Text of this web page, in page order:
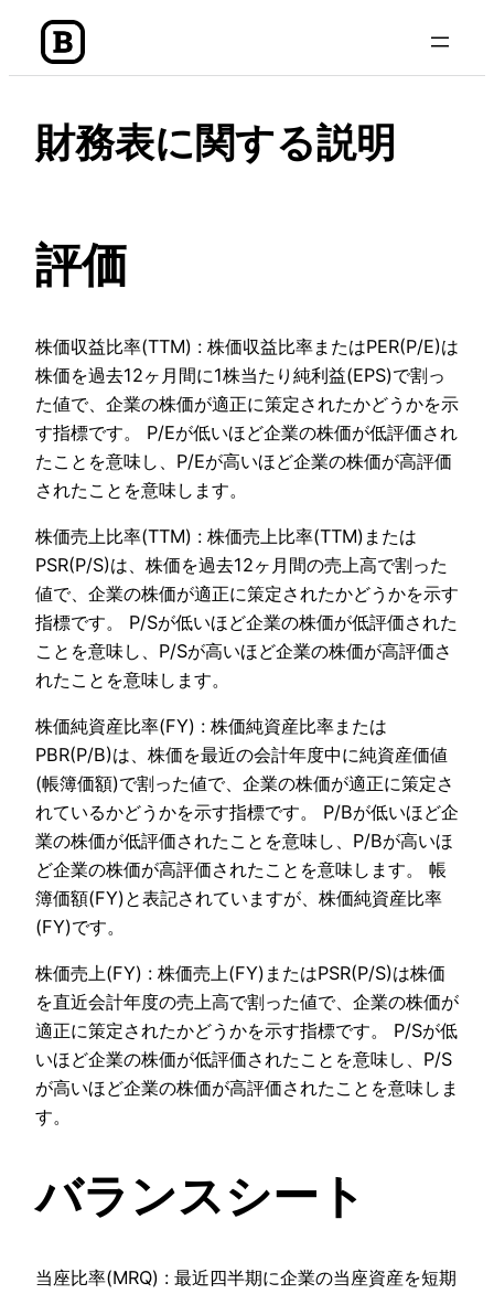
を
財務表に関する説明
評価
株価収益比率(TTM) : 株価収益比率またはPER(P/E)は
株価を過去12ヶ月間に1株当たり純利益(EPS)で割っ
た値で、企業の株価が適正に策定されたかどうかを示
す指標です。 P/Eが低いほど企業の株価が低評価され
たことを意味し、P/Eが高いほど企業の株価が高評価
されたことを意味します。
株価売上比率(TTM) : 株価売上比率(TTM)または
PSR(P/S)は、株価を過去12ヶ月間の売上高で割った
値で、企業の株価が適正に策定されたかどうかを示す
指標です。 P/Sが低いほど企業の株価が低評価された
ことを意味し、P/Sが高いほど企業の株価が高評価さ
れたことを意味します。
株価純資産比率(FY) : 株価純資産比率または
PBR(P/B)は、株価を最近の会計年度中に純資産価値
(帳簿価額)で割った値で、企業の株価が適正に策定さ
れているかどうかを示す指標です。 P/Bが低いほど企
業の株価が低評価されたことを意味し、P/Bが高いほ
ど企業の株価が高評価されたことを意味します。 帳
簿価額(FY)と表記されていますが、株価純資産比率
(FY)です。
株価売上(FY) : 株価売上(FY)またはPSR(P/S)は株価
を直近会計年度の売上高で割った値で、企業の株価が
適正に策定されたかどうかを示す指標です。 P/Sが低
いほど企業の株価が低評価されたことを意味し、P/S
が高いほど企業の株価が高評価されたことを意味しま
す。
バランスシート
当座比率(MRQ) : 最近四半期に企業の当座資産を短期